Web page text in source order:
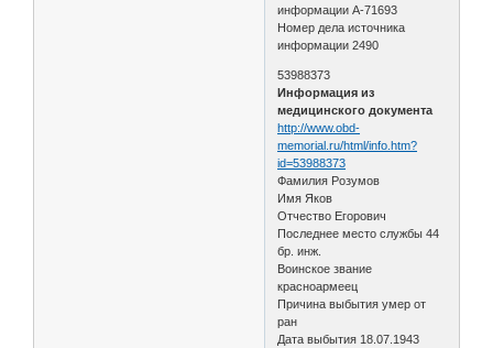
информации А-71693
Номер дела источника
информации 2490
53988373
Информация из
медицинского документа
http://www.obd-
memorial.ru/html/info.htm?
id=53988373
Фамилия Розумов
Имя Яков
Отчество Егорович
Последнее место службы 44
бр. инж.
Воинское звание
красноармеец
Причина выбытия умер от
ран
Дата выбытия 18.07.1943